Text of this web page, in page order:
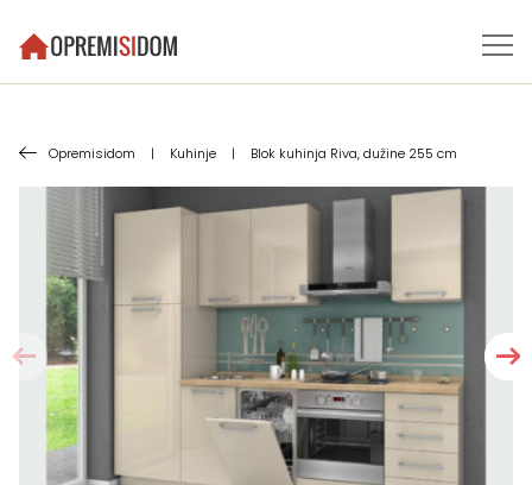
Opremisidom | Kuhinje | Blok kuhinja Riva, dužine 255 cm